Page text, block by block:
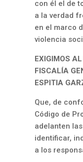
con él el de
a la verdad
en el marco
violencia
EXIGIMOS
FISCALÍA
ESPITIA
Que, de
Código de
adelanten
identificar,
a los